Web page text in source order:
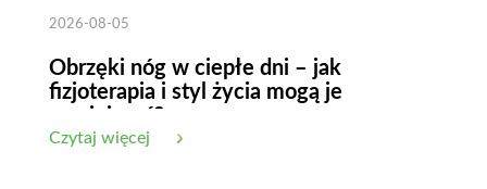
2026-08-05
Obrzęki nóg w ciepłe dni – jak
fizjoterapia i styl życia mogą je
zmniejszyć?
Czytaj więcej